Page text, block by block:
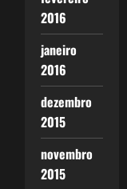
2016
janeiro
2016
dezembro
2015
novembro
2015